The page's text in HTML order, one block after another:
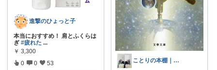
進撃のひょっと子
本当におすすめ！ 肩とふくらは
ぎ #疲れた ...
￥ 3,300
0 0 53 ことりの本棚｜読書と暮らし